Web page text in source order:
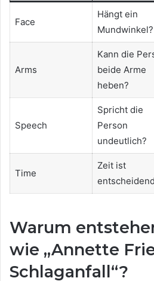
Face
Hängt ein
Mundwinkel?
Arms
Kann die
beide Arme
heben?
Speech
Spricht die
Person
undeutlich?
Time
Zeit ist
entscheidend
Warum
wie „Annette
Schlaganfall“?